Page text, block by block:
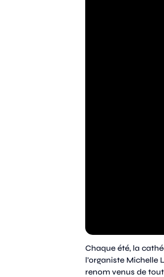
Chaque été, la
l’organiste Michelle
renom venus de